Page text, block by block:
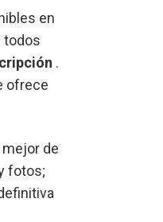
en
todos
.
ofrece
mejor de
fotos;